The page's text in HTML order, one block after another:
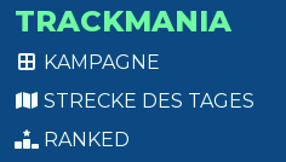
TRACKMANIA
KAMPAGNE
STRECKE DES TAGES
RANKED